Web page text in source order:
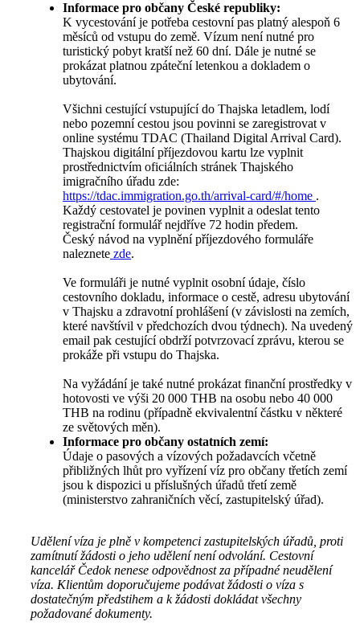
Informace pro občany České republiky:
K vycestování je potřeba cestovní pas platný alespoň 6
měsíců od vstupu do země. Vízum není nutné pro
turistický pobyt kratší než 60 dní. Dále je nutné se
prokázat platnou zpáteční letenkou a dokladem o
ubytování.
Všichni cestující vstupující do Thajska letadlem, lodí
nebo pozemní cestou jsou povinni se zaregistrovat v
online systému TDAC (Thailand Digital Arrival Card).
Thajskou digitální příjezdovou kartu lze vyplnit
prostřednictvím oficiálních stránek Thajského
imigračního úřadu zde:
https://tdac.immigration.go.th/arrival-card/#/home .
Každý cestovatel je povinen vyplnit a odeslat tento
registrační formulář nejdříve 72 hodin předem.
Český návod na vyplnění příjezdového formuláře
naleznete zde.
Ve formuláři je nutné vyplnit osobní údaje, číslo
cestovního dokladu, informace o cestě, adresu ubytování
v Thajsku a zdravotní prohlášení (v závislosti na zemích,
které navštívil v předchozích dvou týdnech). Na uvedený
email pak cestující obdrží potvrzovací zprávu, kterou se
prokáže při vstupu do Thajska.
Na vyžádání je také nutné prokázat finanční prostředky v
hotovosti ve výši 20 000 THB na osobu nebo 40 000
THB na rodinu (případně ekvivalentní částku v některé
ze světových měn).
Informace pro občany ostatních zemí:
Údaje o pasových a vízových požadavcích včetně
přibližných lhůt pro vyřízení víz pro občany třetích zemí
jsou k dispozici u příslušných úřadů třetí země
(ministerstvo zahraničních věcí, zastupitelský úřad).
Udělení víza je plně v kompetenci zastupitelských úřadů, proti
zamítnutí žádosti o jeho udělení není odvolání. Cestovní
kancelář Čedok nenese odpovědnost za případné neudělení
víza. Klientům doporučujeme podávat žádosti o víza s
dostatečným předstihem a k žádosti dokládat všechny
požadované dokumenty.